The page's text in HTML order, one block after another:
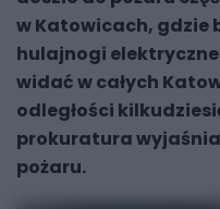
w Katowicach, gdzie
hulajnogi
widać w całych
odległości
prokuratura
pożaru.